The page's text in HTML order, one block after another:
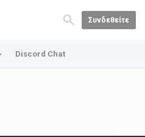
Συνδεθείτε
Discord Chat